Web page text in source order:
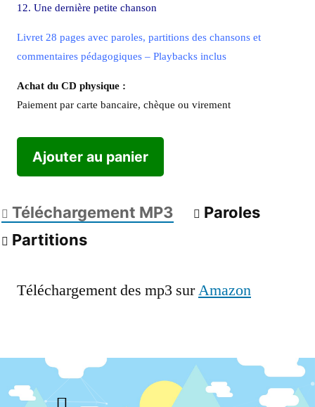
12. Une dernière petite chanson
Livret 28 pages avec paroles, partitions des chansons et
commentaires pédagogiques – Playbacks inclus
Achat du CD physique :
Paiement par carte bancaire, chèque ou virement
Ajouter au panier
Téléchargement MP3
Paroles
Partitions
Téléchargement des mp3 surAmazon